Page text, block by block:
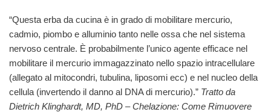
“Questa erba da cucina è in grado di mobilitare mercurio,
cadmio, piombo e alluminio tanto nelle ossa che nel sistema
nervoso centrale. È probabilmente l’unico agente efficace nel
mobilitare il mercurio immagazzinato nello spazio intracellulare
(allegato al mitocondri, tubulina, liposomi ecc) e nel nucleo della
cellula (invertendo il danno al DNA di mercurio).” Tratto da
Dietrich Klinghardt, MD, PhD – Chelazione: Come Rimuovere